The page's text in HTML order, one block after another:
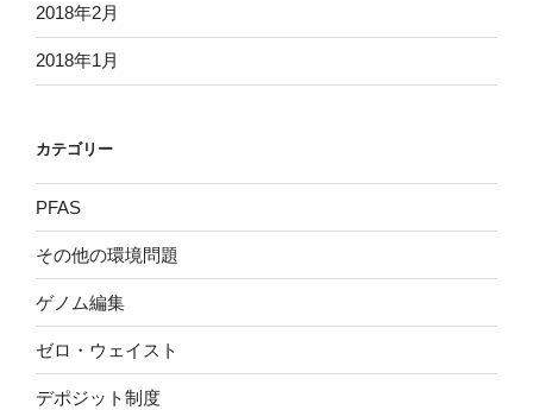
2018年2月
2018年1月
カテゴリー
PFAS
その他の環境問題
ゲノム編集
ゼロ・ウェイスト
デポジット制度